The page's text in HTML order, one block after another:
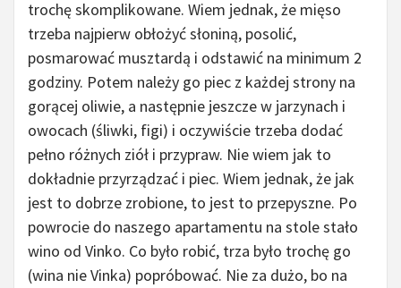
trochę skomplikowane. Wiem jednak, że mięso
trzeba najpierw obłożyć słoniną, posolić,
posmarować musztardą i odstawić na minimum 2
godziny. Potem należy go piec z każdej strony na
gorącej oliwie, a następnie jeszcze w jarzynach i
owocach (śliwki, figi) i oczywiście trzeba dodać
pełno różnych ziół i przypraw. Nie wiem jak to
dokładnie przyrządzać i piec. Wiem jednak, że jak
jest to dobrze zrobione, to jest to przepyszne. Po
powrocie do naszego apartamentu na stole stało
wino od Vinko. Co było robić, trza było trochę go
(wina nie Vinka) popróbować. Nie za dużo, bo na